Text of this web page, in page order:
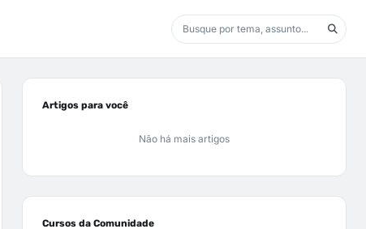
Artigos para você
Não há mais artigos
Cursos da Comunidade